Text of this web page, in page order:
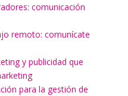
comunicación
remoto: comunícate
y publicidad que
para la gestión de